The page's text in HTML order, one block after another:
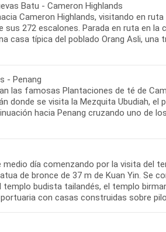
Batu - Cameron Highlands
Cameron Highlands, visitando en
sus 272 escalones. Parada en ruta en
casa típica del poblado Orang Asli, una
- Penang
las famosas Plantaciones de té de
donde se visita la Mezquita Ubudiah,
hacia Penang cruzando uno de
medio día comenzando por la visita del
de bronce de 37 m de Kuan Yin. Se
templo budista tailandés, el templo
con casas construidas sobre